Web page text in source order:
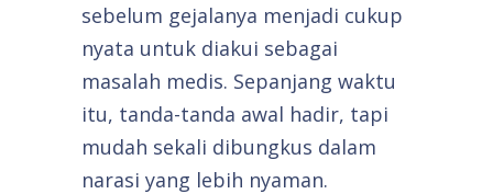
sebelum gejalanya menjadi cukup
nyata untuk diakui sebagai
masalah medis. Sepanjang waktu
itu, tanda-tanda awal hadir, tapi
mudah sekali dibungkus dalam
narasi yang lebih nyaman.